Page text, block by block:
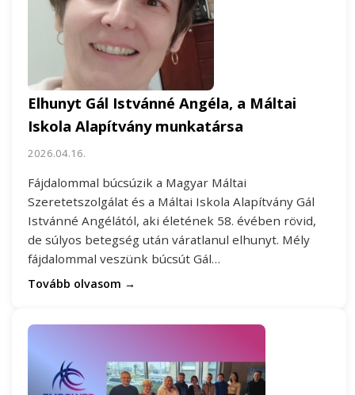
Elhunyt Gál Istvánné Angéla, a Máltai
Iskola Alapítvány munkatársa
2026.04.16.
Fájdalommal búcsúzik a Magyar Máltai
Szeretetszolgálat és a Máltai Iskola Alapítvány Gál
Istvánné Angélától, aki életének 58. évében rövid,
de súlyos betegség után váratlanul elhunyt. Mély
fájdalommal veszünk búcsút Gál…
Tovább olvasom →